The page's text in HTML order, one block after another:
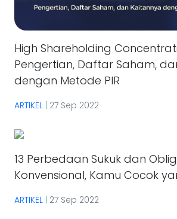
High Shareholding
Pengertian, Daftar Saham,
dengan Metode PIR
ARTIKEL | 27 Sep 2022
13 Perbedaan Sukuk dan
Konvensional, Kamu Cocok
ARTIKEL | 27 Sep 2022